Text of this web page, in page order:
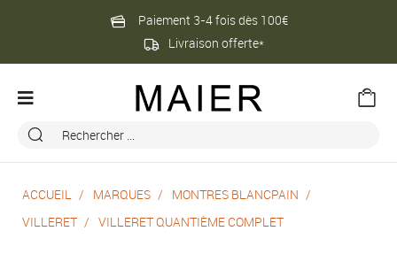
Paiement 3-4 fois dès 100€
Livraison offerte*
ACCUEIL MARQUES
MONTRES BLANCPAIN
VILLERET
VILLERET QUANTIÈME COMPLET